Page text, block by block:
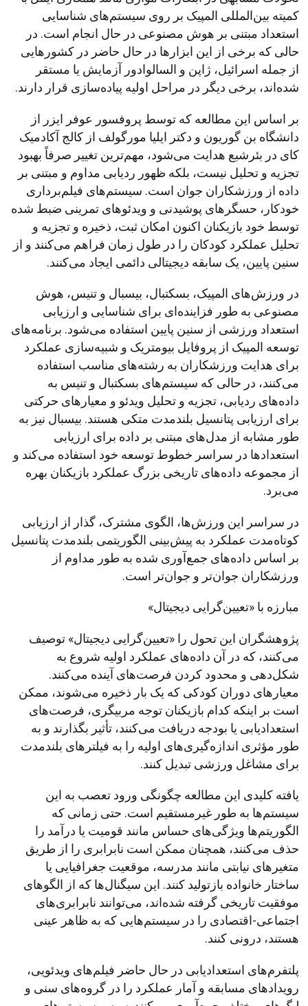
کمیته بین‌المللی المپیک بر روی سیستم‌های شناسایی
استعداد مبتنی بر هوش مصنوعی در حال انجام است. در
حالی که برخی از این ابزارها در حال حاضر در کشورهایی
از جمله اسرائیل، ژاپن و السالوادور آزمایش یا مستقر
شده‌اند، برخی دیگر در مراحل اولیه پیاده‌سازی قرار دارند.
بر اساس این مطالعه که توسط پروفسور عوفر ایزر از
دانشگاه بن گوریون و دکتر ایلیا مورگولف از کالج آکادمیک
کای در بئرشبع هدایت می‌شود، مهم‌ترین تغییر صرفاً بهبود
تجزیه و تحلیل نیست، بلکه ظهور ردیابی مداوم و مبتنی بر
داده از ورزشکاران جوان است. سیستم‌های فیلم‌برداری
خودکار، حسگرهای پوشیدنی و ویدئوهای تمرینی ضبط شده
توسط خود بازیکنان اکنون امکان ثبت، ذخیره و تجزیه و
تحلیل عملکرد کودکان را در طول زمان فراهم می‌کنند و از
سنین پایین، یک سابقه دیجیتالی دائمی ایجاد می‌کنند.
در ورزش‌های المپیک، بسکتبال، بیسبال و تنیس، هوش
مصنوعی به طور فزاینده‌ای برای شناسایی و ارزیابی
استعداد ورزشی از سنین پایین استفاده می‌شود. برنامه‌های
توسعه المپیک از پروفایل بیومتریک و شبیه‌سازی عملکرد
برای هدایت ورزشکاران به رشته‌های مناسب استفاده
می‌کنند، در حالی که سیستم‌های بسکتبال و تنیس به
داده‌های ردیابی، تجزیه و تحلیل ویدئو و معیارهای حرکتی
برای ارزیابی پتانسیل بلندمدت متکی هستند. بیسبال نیز به
طور مشابه از مدل‌های مبتنی بر داده برای ارزیابی
استعدادها در سراسر خطوط توسعه خود استفاده می‌کند و
از مجموعه داده‌های تاریخی بزرگ عملکرد بازیکنان بهره
می‌برد.
در سراسر این ورزش‌ها، الگوی مشترک، گذار از ارزیابی
کوتاه‌مدت عملکرد به پیش‌بینی الگوریتمی بلندمدت پتانسیل
بر اساس داده‌های جمع‌آوری شده به طور مداوم از
ورزشکاران جوان‌تر و جوان‌تر است.
مبارزه با «تعیین‌گرایی دیجیتال»
پژوهشگران این تحول را «تعیین‌گرایی دیجیتال» توصیف
می‌کنند، که در آن داده‌های عملکرد اولیه شروع به
شکل‌دهی و محدود کردن فرصت‌های آینده می‌کنند.
معیارهای دوران کودکی که یک بار ذخیره می‌شوند، ممکن
است بر اینکه کدام بازیکنان توجه مربیگری، فرصت‌های
استعدادیابی یا بودجه دریافت می‌کنند، تأثیر بگذارند و به
طور مؤثری اندازه‌گیری‌های اولیه را به فیلترهای بلندمدت
برای مشاغل ورزشی تبدیل کنند.
یافته کلیدی این مطالعه چگونگی ورود تعصب به این
سیستم‌ها به طور غیرمستقیم است. حتی زمانی که
الگوریتم‌ها ویژگی‌های حساس مانند قومیت یا درآمد را
حذف می‌کنند، همچنان ممکن است نابرابری را از طریق
متغیرهای نیابتی مانند مدرسه، موقعیت جغرافیایی یا
ساختار خانواده بازتولید کنند. این سیگنال‌ها که از الگوهای
موفقیت تاریخی گرفته شده‌اند، می‌توانند نابرابری‌های
اجتماعی-اقتصادی را در سیستم‌هایی که به ظاهر عینی
هستند، درونی کنند.
پلتفرم‌های استعدادیابی در حال حاضر فیلم‌های ویدئویی،
رویدادهای مسابقه و آمار عملکرد را در گروه‌های سنی و